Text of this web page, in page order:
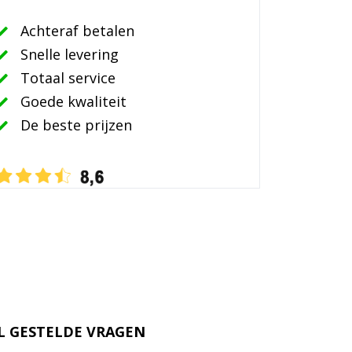
Achteraf betalen
Snelle levering
Totaal service
Goede kwaliteit
De beste prijzen
GESTELDE VRAGEN